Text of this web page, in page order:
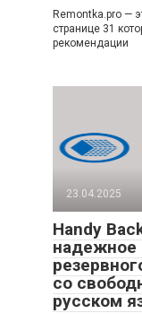
Remontka.pro —
странице 31
рекомендации
23.04.2025
Handy
надежное
со
русском